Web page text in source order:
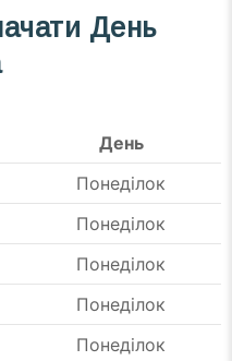
День
День
Понеділок
Понеділок
Понеділок
Понеділок
Понеділок